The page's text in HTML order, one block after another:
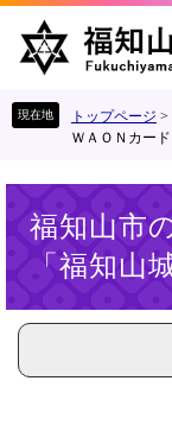
す
し
トップページ >
ＷＡＯＮカー
福知山市
「福知山